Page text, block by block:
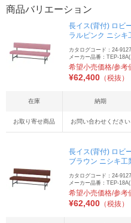
商品バリエーション
長イス(背付) ロビ
ラルピンク ニシ
カタログコード：24-
メーカー品番：TEP-
希望小売価格/参考
¥62,400 （税抜）
在庫 納期
お取り寄せ商品 お問い合わせください
長イス(背付) ロビ
ブラウン ニシキ
カタログコード：24-
メーカー品番：TEP-
希望小売価格/参考
¥62,400 （税抜）